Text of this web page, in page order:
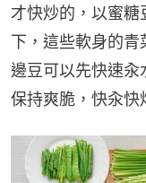
才快炒的，以蜜糖
下，這些軟身的
邊豆可以先快速汆
保持爽脆，快汆快